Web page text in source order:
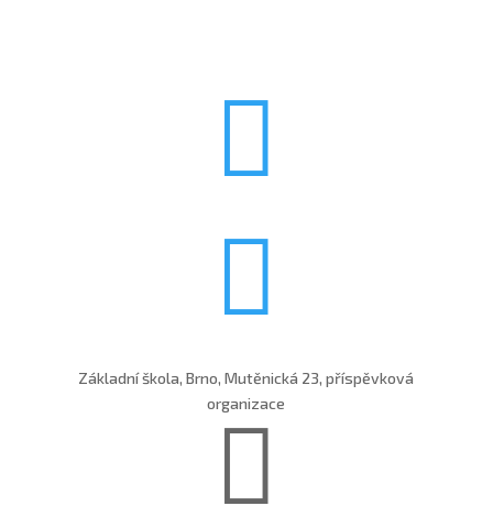


Základní škola, Brno, Mutěnická 23, příspěvková
organizace
